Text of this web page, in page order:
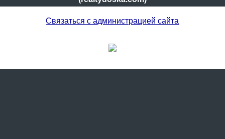
Связаться с администрацией сайта